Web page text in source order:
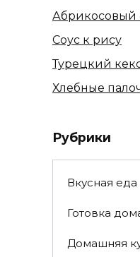
Абрикосовый
Соус к рису
Турецкий
Хлебные
Рубрики
Вкусная еда
Готовка
Домашняя